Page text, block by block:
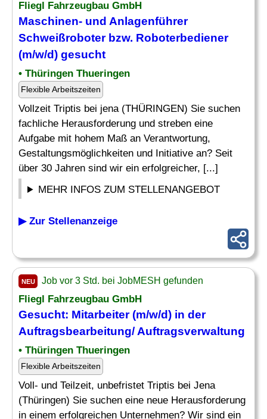
Fliegl Fahrzeugbau GmbH
Maschinen- und Anlagenführer
Schweißroboter bzw. Roboterbediener
(m/w/d) gesucht
• Thüringen Thueringen
Flexible Arbeitszeiten
Vollzeit Triptis bei jena (THÜRINGEN) Sie suchen
fachliche Herausforderung und streben eine
Aufgabe mit hohem Maß an Verantwortung,
Gestaltungsmöglichkeiten und Initiative an? Seit
über 30 Jahren sind wir ein erfolgreicher, [...]
MEHR INFOS ZUM STELLENANGEBOT
▶ Zur Stellenanzeige
NEU Job vor 3 Std. bei JobMESH gefunden
Fliegl Fahrzeugbau GmbH
Gesucht: Mitarbeiter (m/w/d) in der
Auftragsbearbeitung/ Auftragsverwaltung
• Thüringen Thueringen
Flexible Arbeitszeiten
Voll- und Teilzeit, unbefristet Triptis bei Jena
(Thüringen) Sie suchen eine neue Herausforderung
in einem erfolgreichen Unternehmen? Wir sind ein